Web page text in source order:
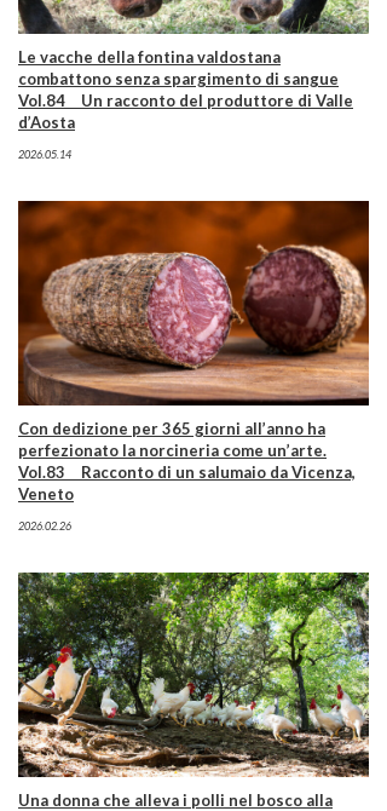
Le vacche della fontina valdostana
combattono senza spargimento di sangue
Vol.84 Un racconto del produttore di Valle
d’Aosta
2026.05.14
Con dedizione per 365 giorni all’anno ha
perfezionato la norcineria come un’arte.
Vol.83 Racconto di un salumaio da Vicenza,
Veneto
2026.02.26
Una donna che alleva i polli nel bosco alla